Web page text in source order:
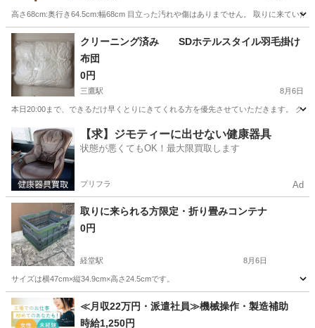
高さ68cm:奥行き64.5cm:幅68cm 目立った汚れや傷はありまでせん。 取りに来ていた
東京 小平市 一橋学園駅 椅子 モケット
クリーニング済み SDホテルスタイル羽毛掛け
布団
0円
三鷹駅 8月6日
本日20:00まで、できるだけ早くとりにきてくれる方を優先させていただきます。 ク
東京 三鷹市 三鷹駅 寝具
【求】ジモティーに出せない健康器具
状態が悪くてもOK！最大限買取します
プリフラ Ad
取りに来られる方限定・折り畳みコンテナ
0円
経堂駅 8月6日
サイズは横47cm×縦34.9cm×高さ24.5cmです。
東京 世田谷区 経堂駅 収納家具 コンテナ
≪月収22万円・派遣社員≫機械操作・製造補助
時給1,250円